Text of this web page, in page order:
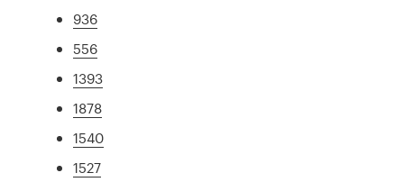
936
556
1393
1878
1540
1527